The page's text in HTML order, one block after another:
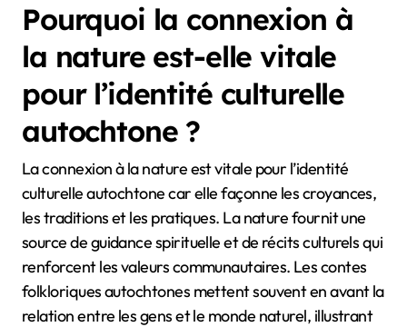
Pourquoi la connexion à
la nature est-elle vitale
pour l’identité culturelle
autochtone ?
La connexion à la nature est vitale pour l’identité
culturelle autochtone car elle façonne les croyances,
les traditions et les pratiques. La nature fournit une
source de guidance spirituelle et de récits culturels qui
renforcent les valeurs communautaires. Les contes
folkloriques autochtones mettent souvent en avant la
relation entre les gens et le monde naturel, illustrant